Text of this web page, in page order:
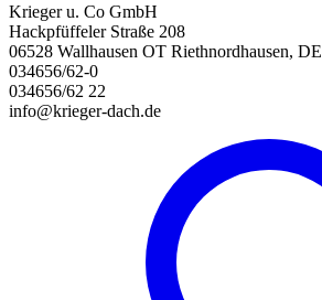
Krieger u. Co GmbH
Hackpfüffeler Straße 208
06528 Wallhausen OT Riethnordhausen, DE
034656/62-0
034656/62 22
info@krieger-dach.de